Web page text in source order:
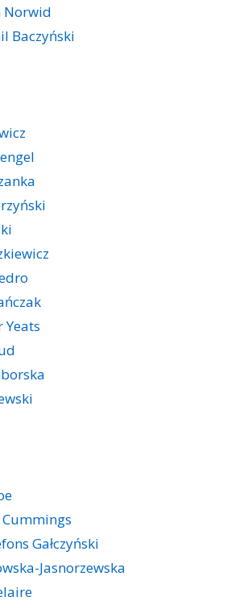
Norwid
Baczyński
Gałczyński
Jasnorzewska